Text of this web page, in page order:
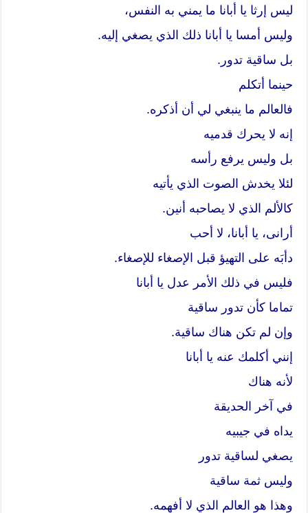
ليس إرثا يا أبانا ما يمني به النفس،
وليس أمسا يا أبانا ذلك الذي يصغي إليه.
بل ساقية تدور.
حينما أتكلم
فالعالم ما ينبغي لي أن أذكره.
إنه لا يحرك قدميه
بل وليس يرفع رأسه
لئلا يخدش الصوت الذي يأتيه
كالألم الذي لا يصاحبه أنين.
أرانى، يا أبانا، لا أحب
دأبَه على التهيؤ قبل الإصغاء للإصغاء.
فليس في ذلك الأمر عدل يا أبانا
تماما كأن تدور ساقية
وإن لم تكن هناك ساقية.
إنني أكلمك عنه يا أبانا
لأنه هناك
في آخر الحديقة
يداه في جيبيه
يصغي لساقية تدور
وليس ثمة ساقية
وهذا هو العالم الذي لا أفهمه.